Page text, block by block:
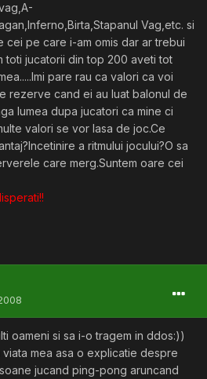
Vag,etc. si
cei pe care i-am omis dar ar trebui
toti jucatorii din top 200 aveti tot
pare rau ca valori ca voi
rezerve cand ei au luat balonul de
lumea dupa jucatori ca mine ci
valori se vor lasa de joc.Ce
a ritmului jocului?O sa
care merg.Suntem oare cei
oameni si sa i-o tragem in ddos:))
viata mea asa o explicatie despre
jucand ping-pong aruncand